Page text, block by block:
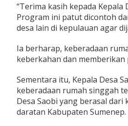
“Terima kasih kepada Kepala
Program ini patut dicontoh
desa lain di kepulauan agar
Ia berharap, keberadaan
keberkahan dan memberikan
Sementara itu, Kepala Desa
keberadaan rumah singgah
Desa Saobi yang berasal
daratan Kabupaten Sumenep.